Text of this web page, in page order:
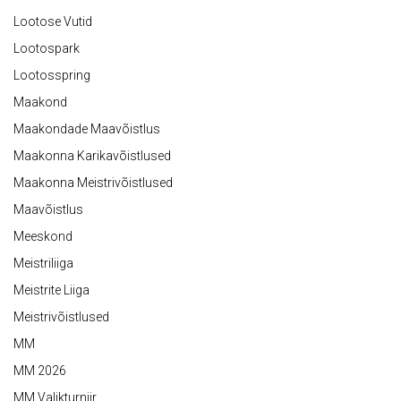
Lootose Vutid
Lootospark
Lootosspring
Maakond
Maakondade Maavõistlus
Maakonna Karikavõistlused
Maakonna Meistrivõistlused
Maavõistlus
Meeskond
Meistriliiga
Meistrite Liiga
Meistrivõistlused
MM
MM 2026
MM Valikturniir